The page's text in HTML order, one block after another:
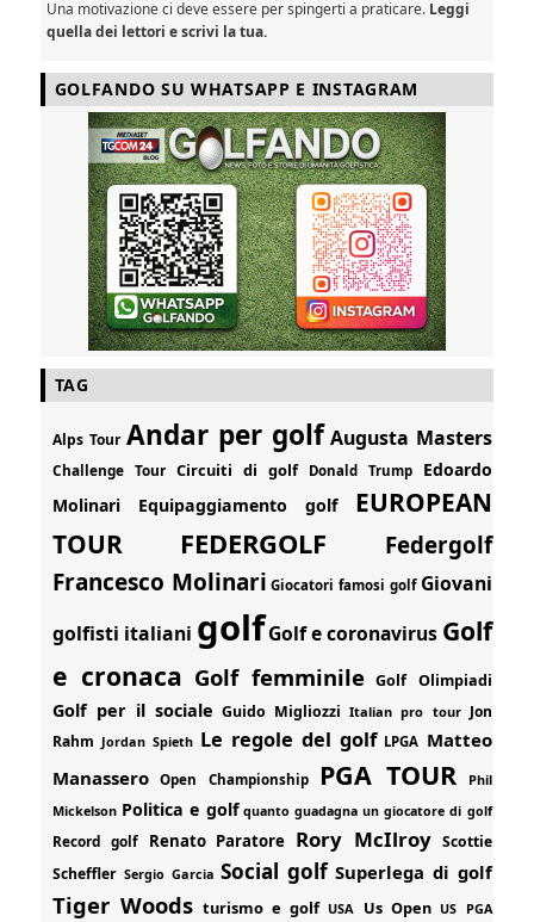
Una motivazione ci deve essere per spingerti a praticare. Leggi
quella dei lettori e scrivi la tua.
GOLFANDO SU WHATSAPP E INSTAGRAM
TAG
Alps Tour Andar per golf Augusta Masters
Challenge Tour Circuiti di golf Donald Trump
Edoardo
Molinari
Equipaggiamento golf
EUROPEAN
TOUR
FEDERGOLF Federgolf
Francesco Molinari Giocatori famosi golf Giovani
golfisti italiani golf Golf e coronavirus Golf
e cronaca Golf femminile Golf Olimpiadi
Golf per il sociale Guido Migliozzi Italian pro tour Jon
Rahm Jordan Spieth Le regole del golf LPGA Matteo
Manassero
Open Championship PGA TOUR
Phil
Mickelson Politica e golf quanto guadagna un giocatore di golf
Record golf Renato Paratore Rory McIlroy Scottie
Scheffler Sergio Garcia Social golf Superlega di golf
Tiger Woods turismo e golf USA Us Open US PGA